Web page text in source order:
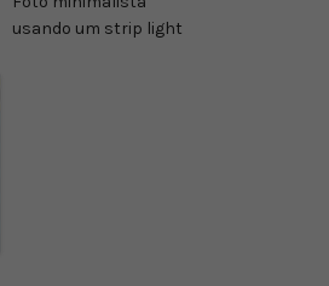
usando um strip light